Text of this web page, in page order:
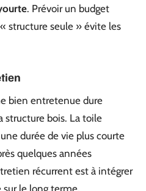
. Prévoir un budget
structure seule » évite les
bien entretenue dure
structure bois. La toile
durée de vie plus courte
quelques années
récurrent est à intégrer
le long terme.